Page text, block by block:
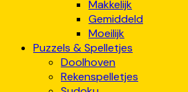
Makkelijk
Gemiddeld
Moeilijk
Puzzels & Spelletjes
Doolhoven
Rekenspelletjes